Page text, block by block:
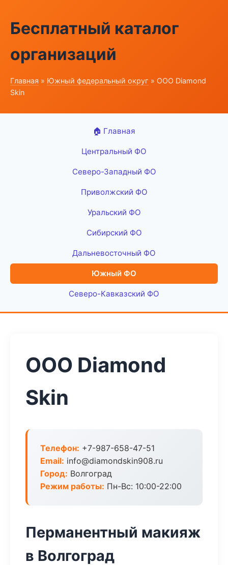
Бесплатный каталог
организаций
Главная » Южный федеральный округ » ООО Diamond
Skin
🏠 Главная
Центральный ФО
Северо-Западный ФО
Приволжский ФО
Уральский ФО
Сибирский ФО
Дальневосточный ФО
Южный ФО
Северо-Кавказский ФО
ООО Diamond
Skin
Телефон: +7-987-658-47-51
Email: info@diamondskin908.ru
Город: Волгоград
Режим работы: Пн-Вс: 10:00-22:00
Перманентный макияж
в Волгоград